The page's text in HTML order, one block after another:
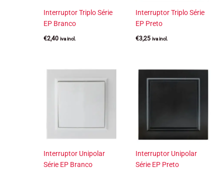
Interruptor Triplo Série
EP Branco
€2,40 iva incl.
Interruptor Triplo Série
EP Preto
€3,25 iva incl.
Interruptor Unipolar
Série EP Branco
Interruptor Unipolar
Série EP Preto